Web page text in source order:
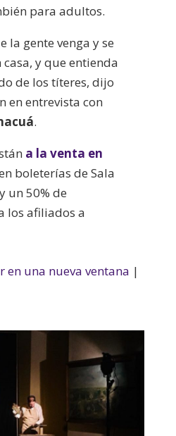
para adultos.
la gente venga y se
y que entienda
de los títeres, dijo
en entrevista con
.
a la venta en
boleterías de Sala
un 50% de
los afiliados a
en una nueva ventana |